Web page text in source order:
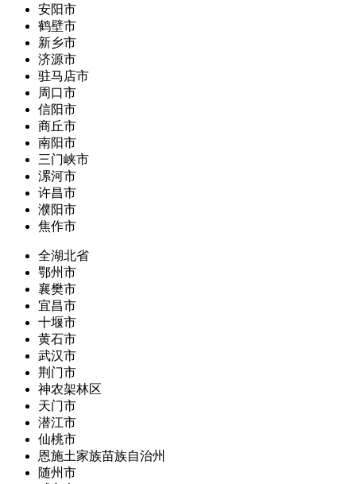
安阳市
鹤壁市
新乡市
济源市
驻马店市
周口市
信阳市
商丘市
南阳市
三门峡市
漯河市
许昌市
濮阳市
焦作市
全湖北省
鄂州市
襄樊市
宜昌市
十堰市
黄石市
武汉市
荆门市
神农架林区
天门市
潜江市
仙桃市
恩施土家族苗族自治州
随州市